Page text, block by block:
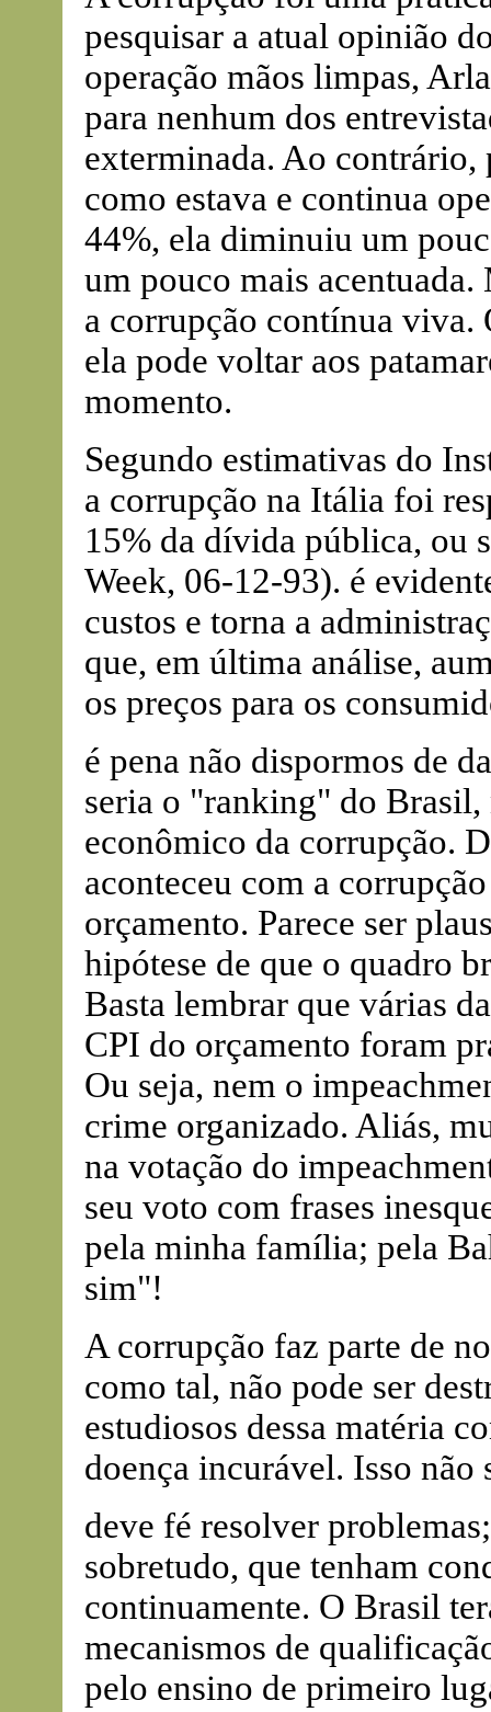
pesquisar a atual opinião
operação mãos limpas,
para nenhum dos
exterminada. Ao contrário,
como estava e continua
44%, ela diminuiu um
um pouco mais acentuada.
a corrupção contínua viva.
ela pode voltar aos
momento.
Segundo estimativas do
a corrupção na Itália foi
15% da dívida pública, ou
Week, 06-12-93). é
custos e torna a
que, em última análise,
os preços para os
é pena não dispormos de
seria o "ranking" do
econômico da corrupção.
aconteceu com a
orçamento. Parece ser
hipótese de que o quadro
Basta lembrar que várias
CPI do orçamento foram
Ou seja, nem o
crime organizado. Aliás,
na votação do
seu voto com frases
pela minha família; pela
sim"!
A corrupção faz parte de
como tal, não pode ser
estudiosos dessa matéria
doença incurável. Isso não
deve fé resolver
sobretudo, que tenham
continuamente. O Brasil
mecanismos de
pelo ensino de primeiro